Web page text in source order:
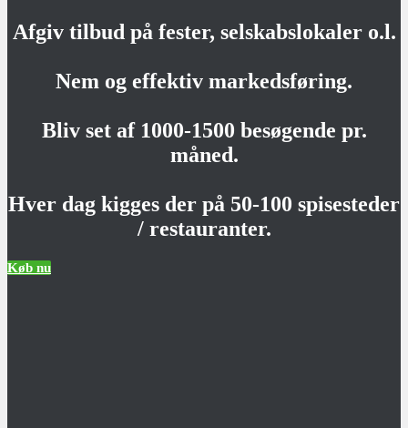
Afgiv tilbud på fester, selskabslokaler o.l.
Nem og effektiv markedsføring.
Bliv set af 1000-1500 besøgende pr.
måned.
Hver dag kigges der på 50-100 spisesteder
/ restauranter.
Køb nu